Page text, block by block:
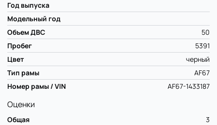
Год выпуска
Модельный год
Объем ДВС
50
Пробег
5391
Цвет
черный
Тип рамы
AF67
Номер рамы / VIN
AF67-1433187
Оценки
Общая
3